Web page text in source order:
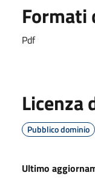
Formati
Pdf
Licenza
Pubblico dominio
Ultimo